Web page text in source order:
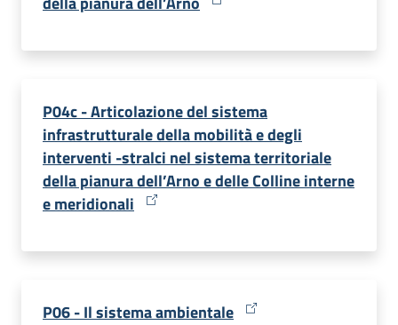
P04c - Articolazione del sistema
infrastrutturale della mobilità e degli
interventi -stralci nel sistema territoriale
della pianura dell’Arno e delle Colline interne
e meridionali
P06 - Il sistema ambientale